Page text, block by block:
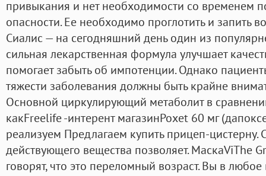
привыкания и нет необходимости со временем
опасности. Ее необходимо проглотить и запить
Сиалис — на сегодняшний день один из
сильная лекарственная формула улучшает
помогает забыть об импотенции. Однако
тяжести заболевания должны быть крайне
Основной циркулирующий метаболит в
какFreelife -интерент магазинPoxet 60 мг
реализуем Предлагаем купить прицеп-цистерну.
действующего вещества позволяет. МаскаViThe
говорят, что это переломный возраст. Вы в